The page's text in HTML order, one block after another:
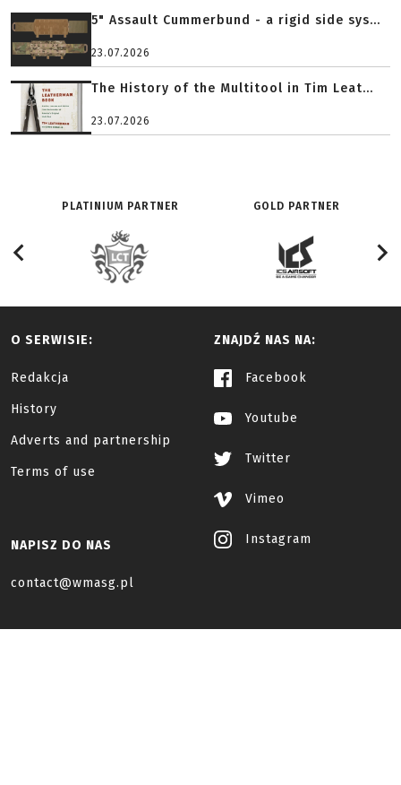
5" Assault Cummerbund - a rigid side sys...
23.07.2026
The History of the Multitool in Tim Leat...
23.07.2026
PLATINIUM PARTNER GOLD PARTNER
O SERWISIE:
Redakcja
History
Adverts and partnership
Terms of use
ZNAJDŹ NAS NA:
Facebook
Youtube
Twitter
Vimeo
Instagram
NAPISZ DO NAS
contact@wmasg.pl